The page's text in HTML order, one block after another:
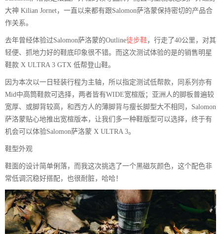
大神 Kilian Jornet，一直以来都有跟Salomon萨洛蒙保持密切的产品合
作关系。
去年曾经体验过Salomon萨洛蒙的Outline徒步鞋，行走了40公里，对其
轻便、抓地力好的鞋底印象很不错。而这次测试体验的是的销售明星
鞋款 X ULTRA 3 GTX 低帮登山鞋。
因为本次以一日轻装行程为主轴，所以指定测试低帮款，同系列亦有
Mid中高筒鞋款可选择，两者皆有WIDE宽楦版；亚洲人的脚板普遍较
宽厚、或脚背较高，和西方人的薄脚背与瘦长脚型大不相同，Salomon
萨洛蒙贴心地推出宽楦版本，让我们多一种鞋版型可以选择，终于有
机会可以体验Salomon萨洛蒙 X ULTRA 3。
鞋型外观
鞋面的设计简单俐落，而我这次挑选了一个黑磁灰颜色，这个配色非
常低调沉稳好搭配，也很耐脏，哈哈！